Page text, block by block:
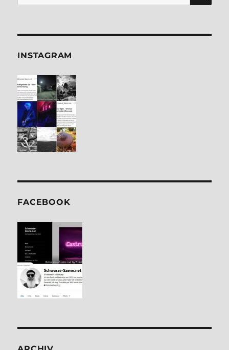
nach:
INSTA­GRAM
FACE­BOOK